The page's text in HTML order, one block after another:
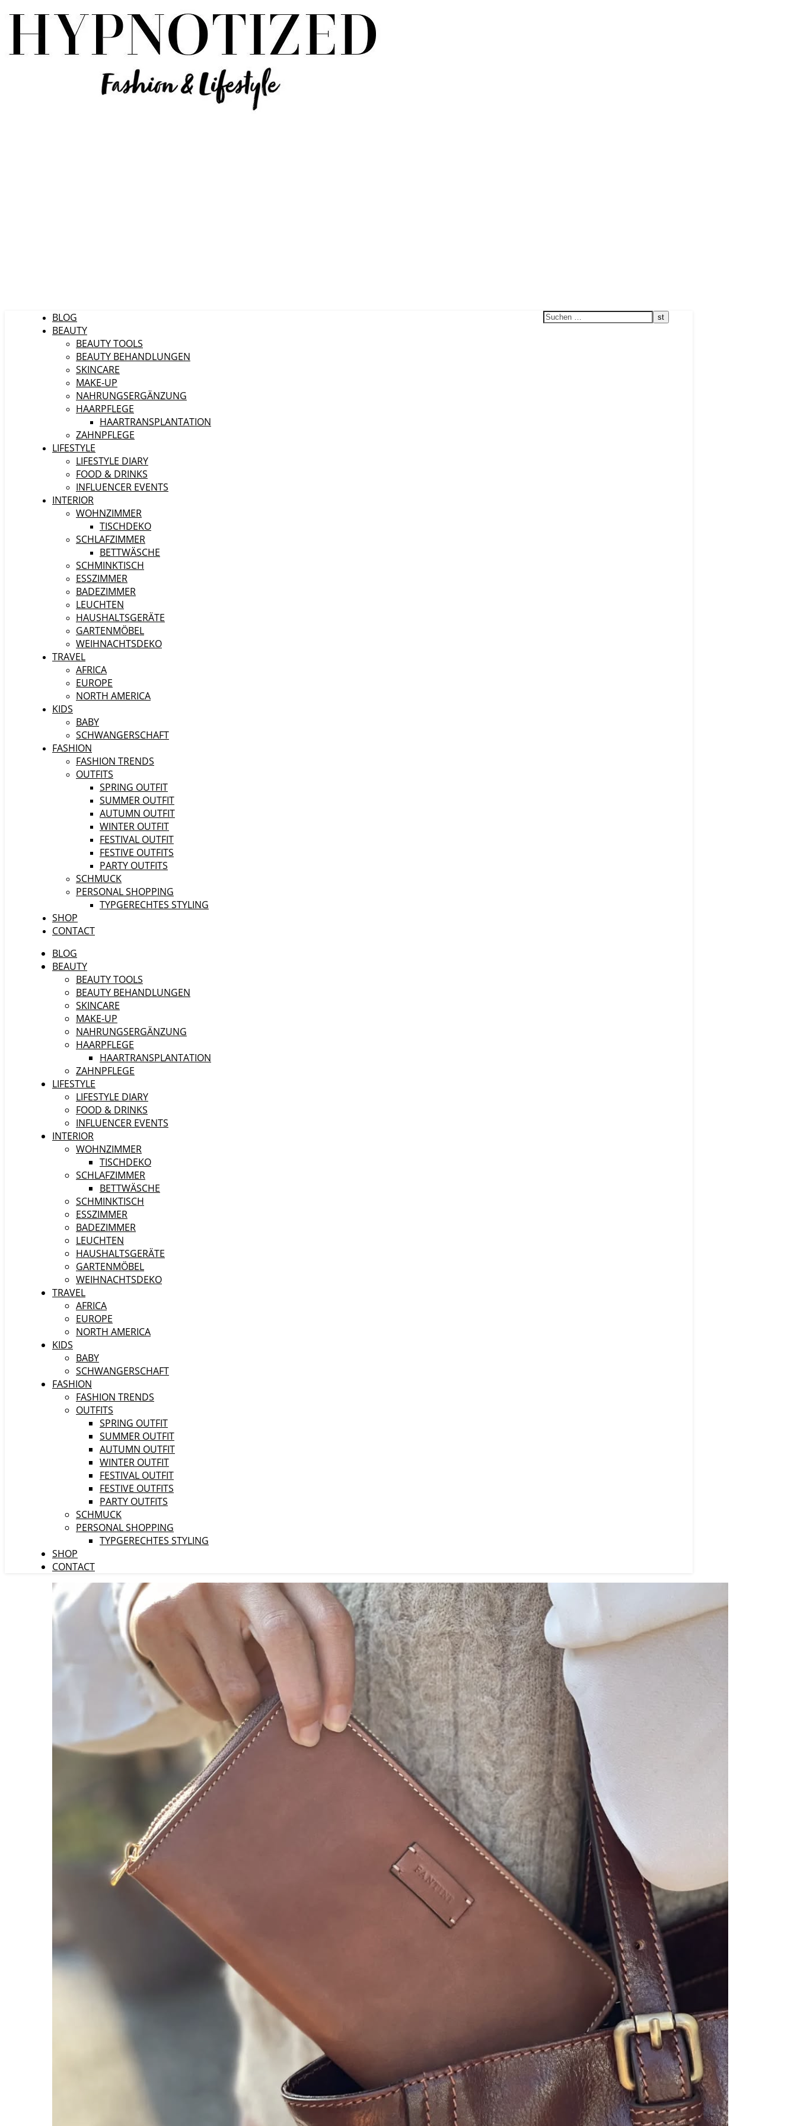
BLOG
BEAUTY
BEAUTY TOOLS
BEAUTY BEHANDLUNGEN
SKINCARE
MAKE-UP
NAHRUNGSERGÄNZUNG
HAARPFLEGE
HAARTRANSPLANTATION
ZAHNPFLEGE
LIFESTYLE
LIFESTYLE DIARY
FOOD & DRINKS
INFLUENCER EVENTS
INTERIOR
WOHNZIMMER
TISCHDEKO
SCHLAFZIMMER
BETTWÄSCHE
SCHMINKTISCH
ESSZIMMER
BADEZIMMER
LEUCHTEN
HAUSHALTSGERÄTE
GARTENMÖBEL
WEIHNACHTSDEKO
TRAVEL
AFRICA
EUROPE
NORTH AMERICA
KIDS
BABY
SCHWANGERSCHAFT
FASHION
FASHION TRENDS
OUTFITS
SPRING OUTFIT
SUMMER OUTFIT
AUTUMN OUTFIT
WINTER OUTFIT
FESTIVAL OUTFIT
FESTIVE OUTFITS
PARTY OUTFITS
SCHMUCK
PERSONAL SHOPPING
TYPGERECHTES STYLING
SHOP
CONTACT
BLOG
BEAUTY
BEAUTY TOOLS
BEAUTY BEHANDLUNGEN
SKINCARE
MAKE-UP
NAHRUNGSERGÄNZUNG
HAARPFLEGE
HAARTRANSPLANTATION
ZAHNPFLEGE
LIFESTYLE
LIFESTYLE DIARY
FOOD & DRINKS
INFLUENCER EVENTS
INTERIOR
WOHNZIMMER
TISCHDEKO
SCHLAFZIMMER
BETTWÄSCHE
SCHMINKTISCH
ESSZIMMER
BADEZIMMER
LEUCHTEN
HAUSHALTSGERÄTE
GARTENMÖBEL
WEIHNACHTSDEKO
TRAVEL
AFRICA
EUROPE
NORTH AMERICA
KIDS
BABY
SCHWANGERSCHAFT
FASHION
FASHION TRENDS
OUTFITS
SPRING OUTFIT
SUMMER OUTFIT
AUTUMN OUTFIT
WINTER OUTFIT
FESTIVAL OUTFIT
FESTIVE OUTFITS
PARTY OUTFITS
SCHMUCK
PERSONAL SHOPPING
TYPGERECHTES STYLING
SHOP
CONTACT